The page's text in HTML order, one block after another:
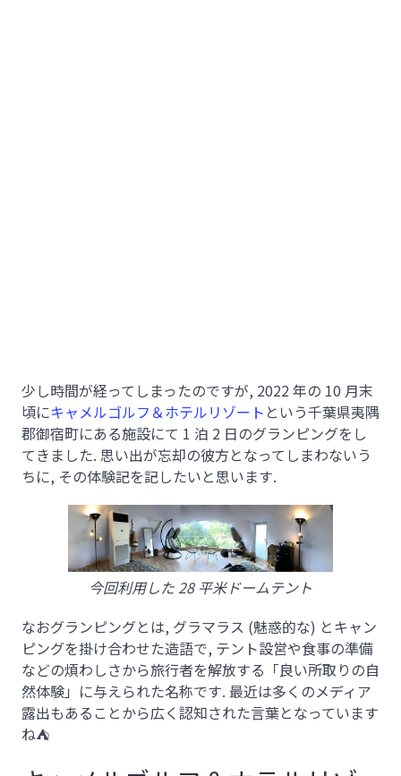
少し時間が経ってしまったのですが, 2022 年の 10 月末
頃にキャメルゴルフ＆ホテルリゾート という千葉県夷隅
郡御宿町にある施設にて 1 泊 2 日のグランピングをし
てきました. 思い出が忘却の彼方となってしまわないう
ちに, その体験記を記したいと思います.
今回利用した 28 平米ドームテント
なおグランピングとは, グラマラス (魅惑的な) とキャン
ピングを掛け合わせた造語で, テント設営や食事の準備
などの煩わしさから旅行者を解放する「良い所取りの自
然体験」に与えられた名称です. 最近は多くのメディア
露出もあることから広く認知された言葉となっています
ね⛺